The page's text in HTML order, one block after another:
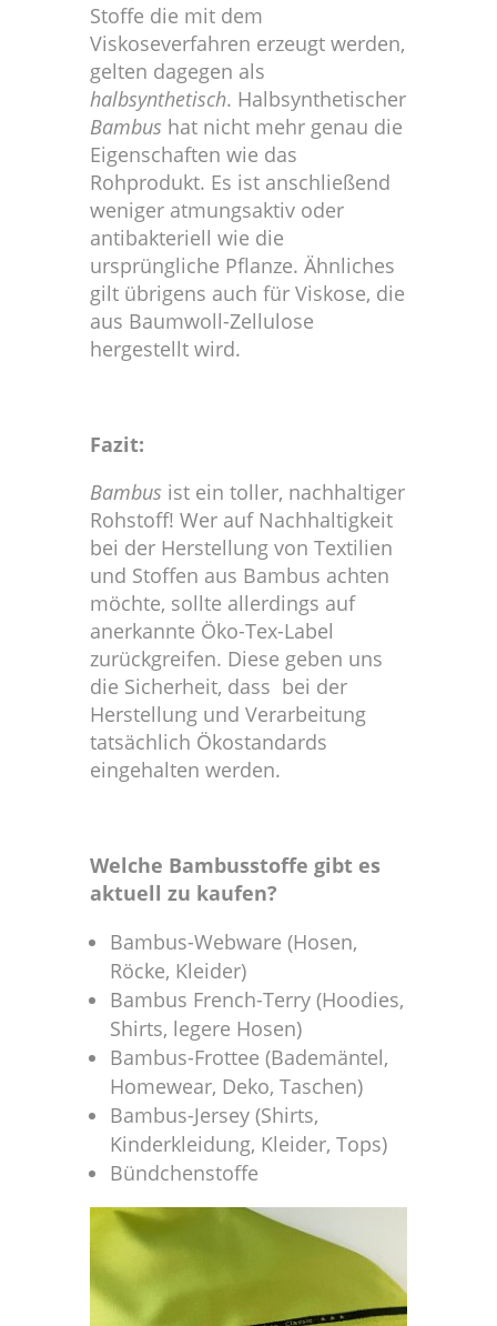
Stoffe die mit dem
Viskoseverfahren erzeugt werden,
gelten dagegen als
halbsynthetisch. Halbsynthetischer
Bambus hat nicht mehr genau die
Eigenschaften wie das
Rohprodukt. Es ist anschließend
weniger atmungsaktiv oder
antibakteriell wie die
ursprüngliche Pflanze. Ähnliches
gilt übrigens auch für Viskose, die
aus Baumwoll-Zellulose
hergestellt wird.
Fazit:
Bambus ist ein toller, nachhaltiger
Rohstoff! Wer auf Nachhaltigkeit
bei der Herstellung von Textilien
und Stoffen aus Bambus achten
möchte, sollte allerdings auf
anerkannte Öko-Tex-Label
zurückgreifen. Diese geben uns
die Sicherheit, dass bei der
Herstellung und Verarbeitung
tatsächlich Ökostandards
eingehalten werden.
Welche Bambusstoffe gibt es
aktuell zu kaufen?
Bambus-Webware (Hosen,
Röcke, Kleider)
Bambus French-Terry (Hoodies,
Shirts, legere Hosen)
Bambus-Frottee (Bademäntel,
Homewear, Deko, Taschen)
Bambus-Jersey (Shirts,
Kinderkleidung, Kleider, Tops)
Bündchenstoffe